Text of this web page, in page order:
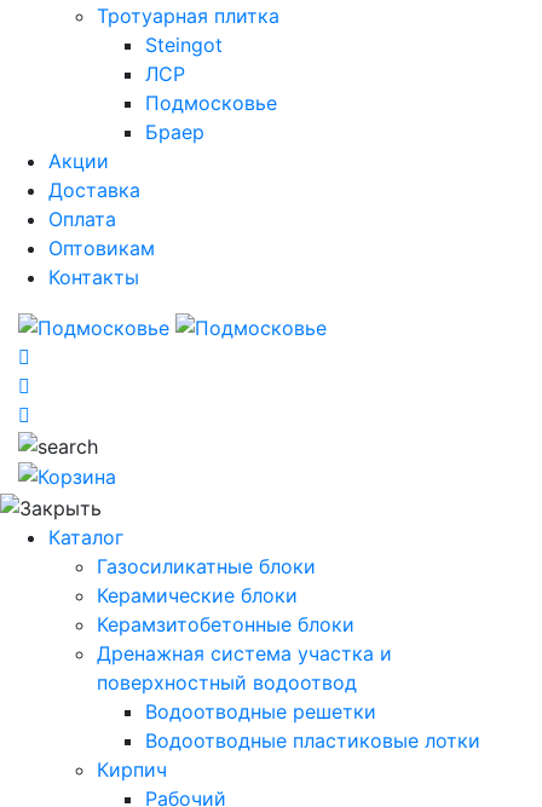
Тротуарная плитка
Steingot
ЛСР
Подмосковье
Браер
Акции
Доставка
Оплата
Оптовикам
Контакты
Каталог
Газосиликатные блоки
Керамические блоки
Керамзитобетонные блоки
Дренажная система участка и
поверхностный водоотвод
Водоотводные решетки
Водоотводные пластиковые лотки
Кирпич
Рабочий